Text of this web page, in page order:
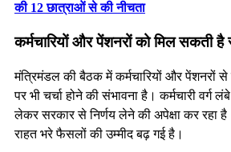
की 12 छात्राओं से की नीचता
कर्मचारियों और पेंशनरों को मिल सकती है
मंत्रिमंडल की बैठक में कर्मचारियों और पेंशनरों से
पर भी चर्चा होने की संभावना है। कर्मचारी वर्ग
लेकर सरकार से निर्णय लेने की अपेक्षा कर रहा
राहत भरे फैसलों की उम्मीद बढ़ गई है।